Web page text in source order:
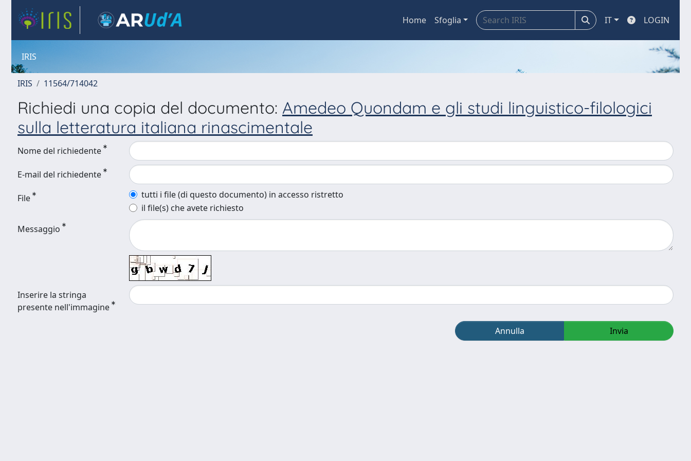
Home Sfoglia IT LOGIN
IRIS
IRIS 11564/714042
Richiedi una copia del documento: Amedeo Quondam e gli studi linguistico-filologici
sulla letteratura italiana rinascimentale
Nome del richiedente
E-mail del richiedente
File
tutti i file (di questo documento) in accesso ristretto
il file(s) che avete richiesto
Messaggio
Inserire la stringa
presente nell'immagine
Annulla Invia